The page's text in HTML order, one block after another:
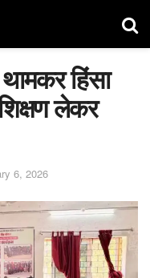
हिंसा
लेकर
6, 2026